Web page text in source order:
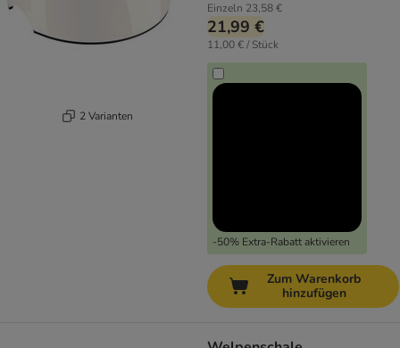
2 Varianten
Einzeln 23,58 €
21,99 €
11,00 € / Stück
-50% Extra-Rabatt aktivieren
Zum Warenkorb
hinzufügen